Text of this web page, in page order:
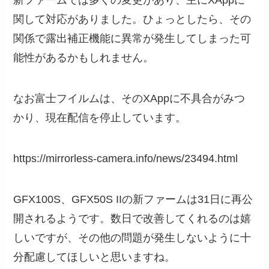
関して対応がありました。ひょっとしたら、その
関係で露出補正機能に異常が発生してしまった可
能性があるかもしれません。
なお富士フイルムは、そのXAppに不具合がみつ
かり、現在配信を停止しています。
https://mirrorless-camera.info/news/23494.html
GFX100S、GFX50S IIの新ファームは31日に再公
開されるようです。数日で改善してくれるのは嬉
しいですが、その他の問題が発生しないように十
分配慮してほしいと思いますね。